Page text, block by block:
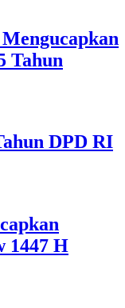
Tahun
DPD RI
1447 H